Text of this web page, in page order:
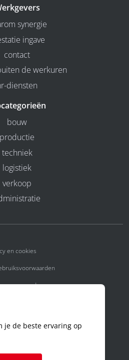
synergie
ingave
contact
de werkuren
diensten
bouw
productie
techniek
logistiek
verkoop
en cookies
voorwaarden
of conduct
ivm privacy
je de beste ervaring op